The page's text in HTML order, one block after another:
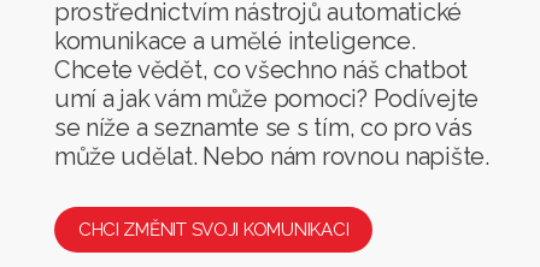
prostřednictvím nástrojů automatické
komunikace a umělé inteligence.
Chcete vědět, co všechno náš chatbot
umí a jak vám může pomoci? Podívejte
se níže a seznamte se s tím, co pro vás
může udělat. Nebo nám rovnou napište.
CHCI ZMĚNIT SVOJI KOMUNIKACI